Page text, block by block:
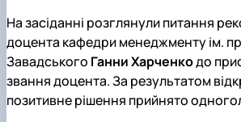
На засіданні розглянули питання
доцента кафедри менеджменту ім.
Завадського Ганни Харченкодо
звання доцента. За результатом
позитивне рішення прийнято